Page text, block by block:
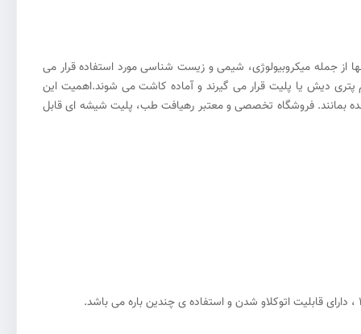
از جمله میکروبیولوژی، شیمی و زیست شناسی مورد استفاده قرار می
دیش یا پلیت قرار می گیرند و آماده کاشت می شوند.اهمیت این
بمانند. فروشگاه تخصصی و معتبر رهیافت طب، پلیت شیشه ای قابل